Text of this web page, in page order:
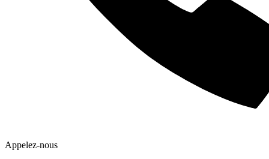
Appelez-nous